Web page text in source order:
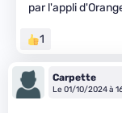
par l'appli
1
Carpette
Le 01/10/2024 à